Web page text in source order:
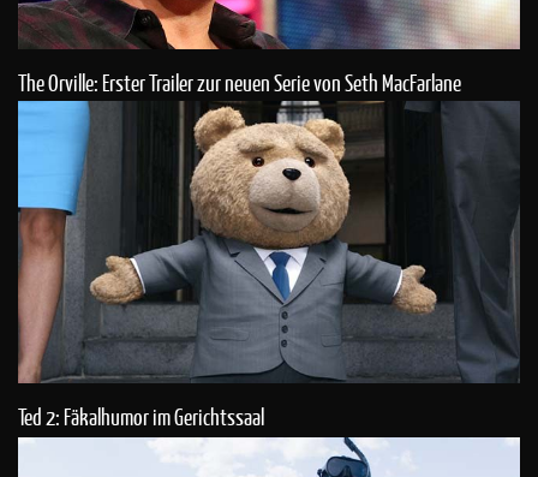
The Orville: Erster Trailer zur neuen Serie von Seth MacFarlane
Ted 2: Fäkalhumor im Gerichtssaal